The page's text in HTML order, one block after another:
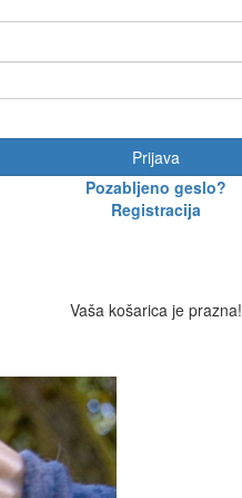
Prijava
Pozabljeno geslo?
Registracija
Vaša košarica je prazna!